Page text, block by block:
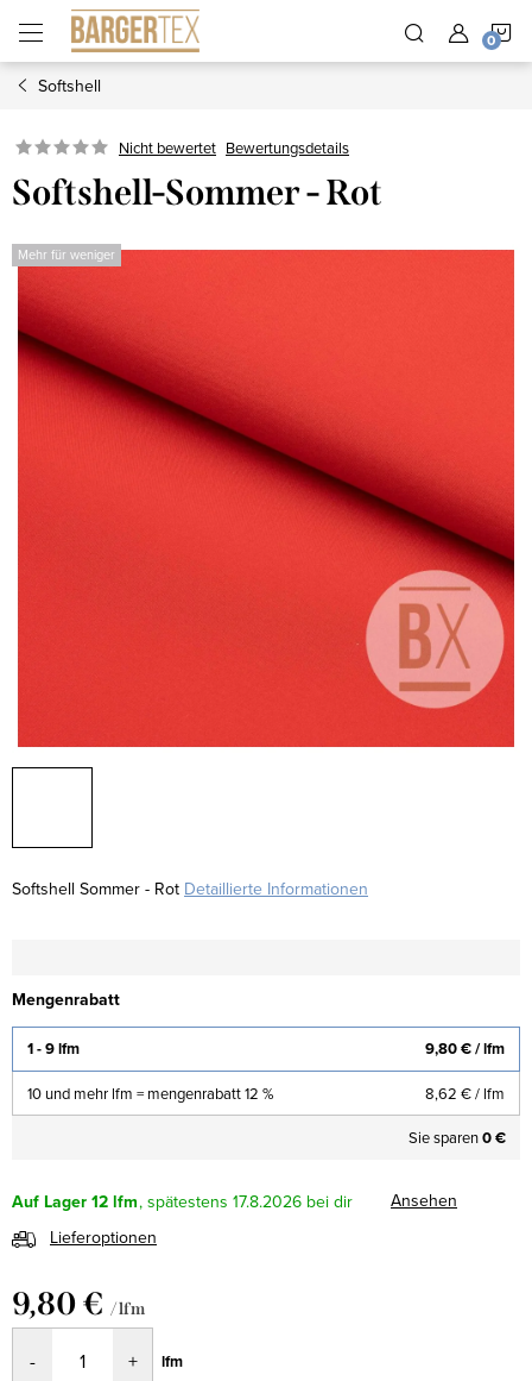
Inhalt
springen
Softshell
Nicht bewertet Bewertungsdetails
Softshell-Sommer - Rot
Mehr für weniger
Softshell Sommer - Rot Detaillierte Informationen
Mengenrabatt
1 - 9 lfm 9,80 €/ lfm
10 und mehr lfm = mengenrabatt 12 % 8,62 €/ lfm
Sie sparen0 €
Auf Lager12 lfm 17.8.2026
Ansehen
Lieferoptionen
9,80 € / lfm
lfm